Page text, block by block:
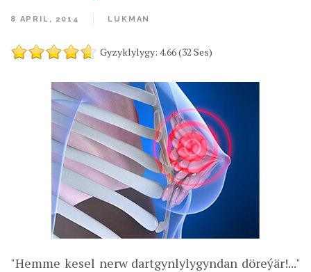
8 APRIL, 2014 LUKMAN
Gyzyklylygy: 4.66 (32 Ses)
"Hemme kesel nerw dartgynlylygyndan döreýär!..."